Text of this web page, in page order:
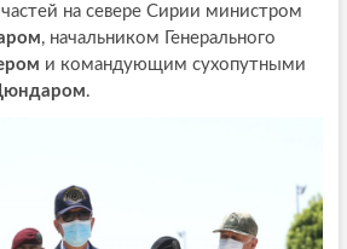
на севере Сирии министром
, начальником Генерального
и командующим сухопутными
.